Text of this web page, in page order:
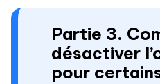
Partie 3.
désactiver
pour